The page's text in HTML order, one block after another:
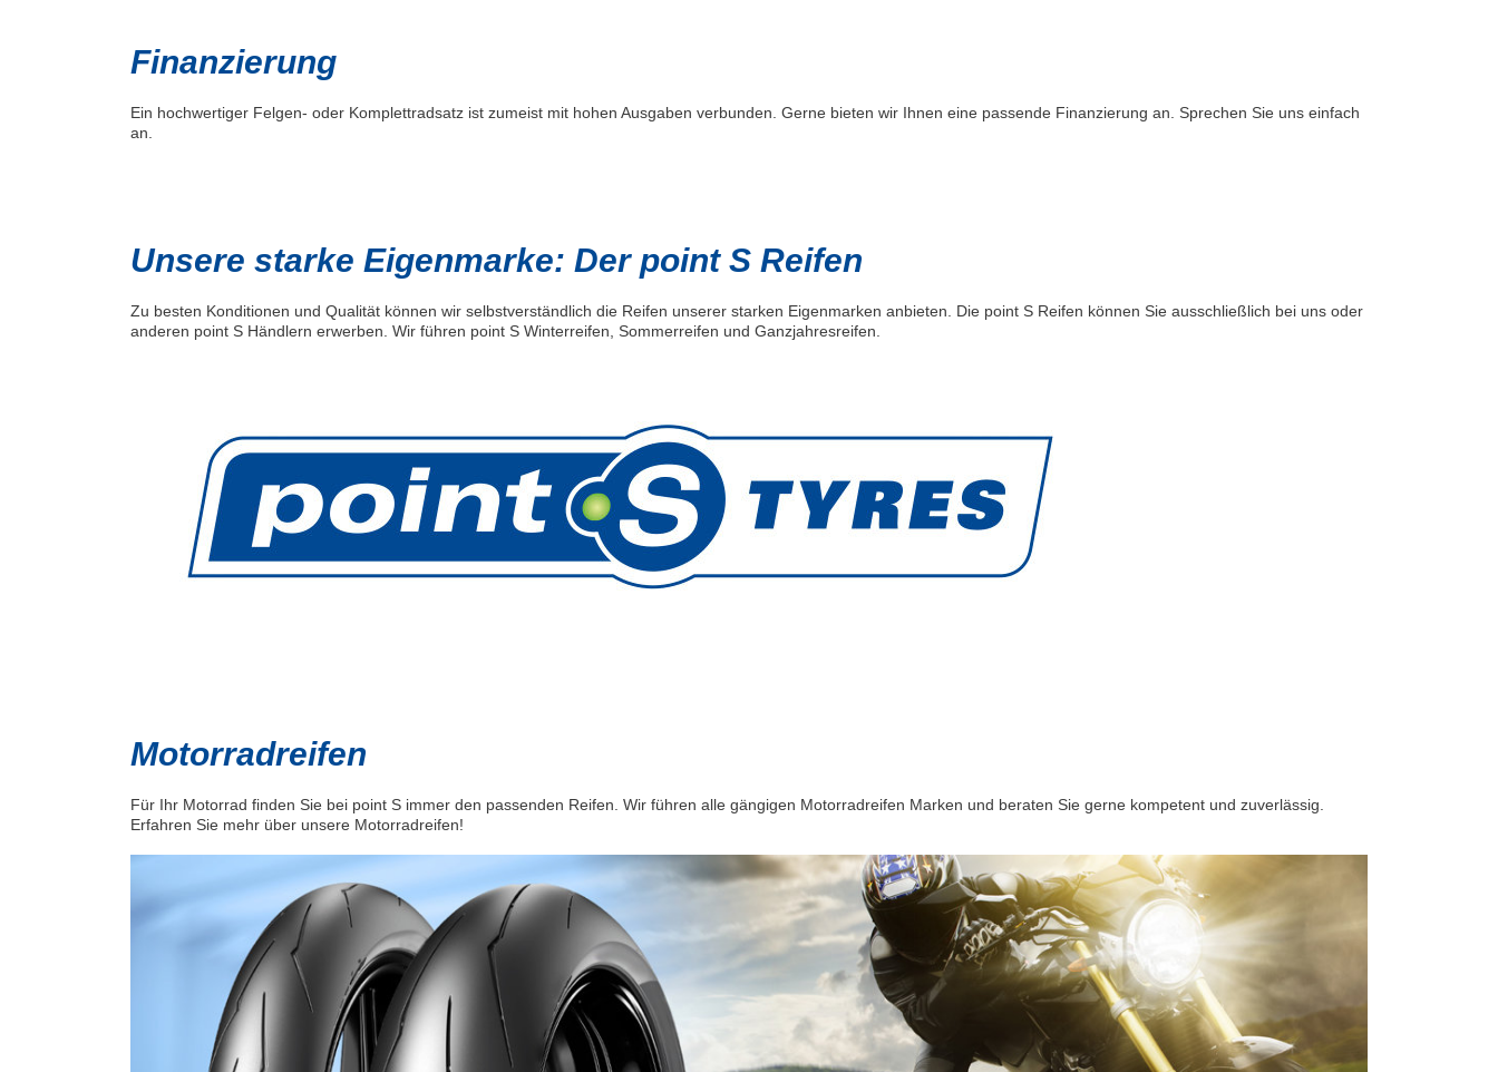
Finanzierung
Ein hochwertiger Felgen- oder Komplettradsatz ist zumeist mit hohen Ausgaben verbunden. Gerne bieten wir Ihnen eine passende Finanzierung an. Sprechen Sie uns einfach
an.
Unsere starke Eigenmarke: Der point S Reifen
Zu besten Konditionen und Qualität können wir selbstverständlich die Reifen unserer starken Eigenmarken anbieten. Die point S Reifen können Sie ausschließlich bei uns oder
anderen point S Händlern erwerben. Wir führen point S Winterreifen, Sommerreifen und Ganzjahresreifen.
Motorradreifen
Für Ihr Motorrad finden Sie bei point S immer den passenden Reifen. Wir führen alle gängigen Motorradreifen Marken und beraten Sie gerne kompetent und zuverlässig.
Erfahren Sie mehr über unsere Motorradreifen!